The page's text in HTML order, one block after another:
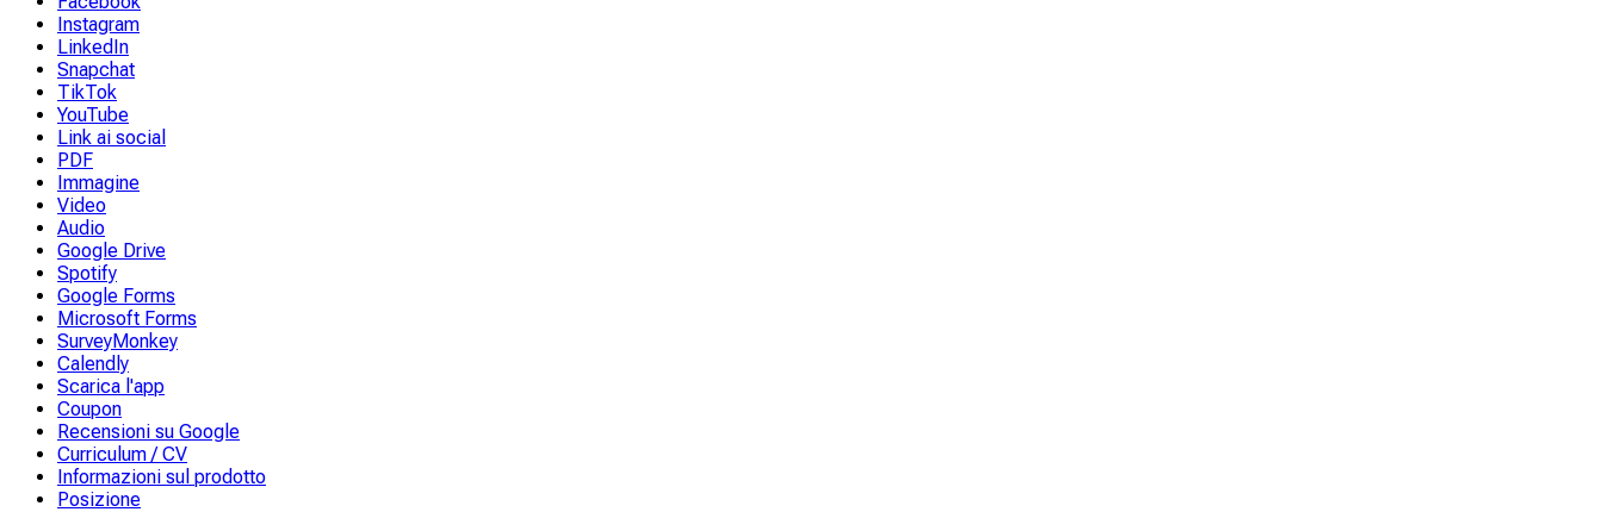
Instagram
LinkedIn
Snapchat
TikTok
YouTube
Link ai social
PDF
Immagine
Video
Audio
Google Drive
Spotify
Google Forms
Microsoft Forms
SurveyMonkey
Calendly
Scarica l'app
Coupon
Recensioni su Google
Curriculum / CV
Informazioni sul prodotto
Posizione